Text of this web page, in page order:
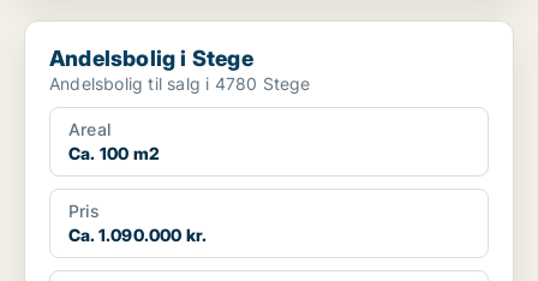
Andelsbolig i Stege
Andelsbolig i Stege
Andelsbolig til salg i 4780 Stege
Areal
Ca. 100 m2
Pris
Ca. 1.090.000 kr.